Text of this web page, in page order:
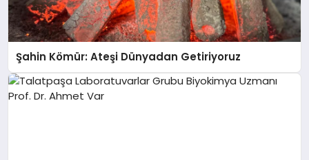
Şahin Kömür: Ateşi Dünyadan Getiriyoruz